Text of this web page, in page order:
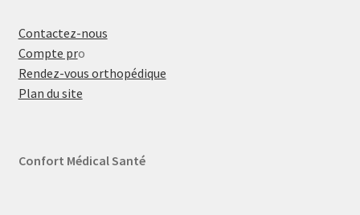
Contactez-nous
Compte pro
Rendez-vous orthopédique
Plan du site
Confort Médical Santé